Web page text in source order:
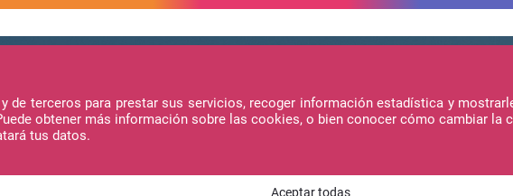
de terceros para prestar sus servicios, recoger información estadística y
obtener más información sobre las cookies, o bien conocer cómo cambiar la
tus datos.
Viajes Aramón